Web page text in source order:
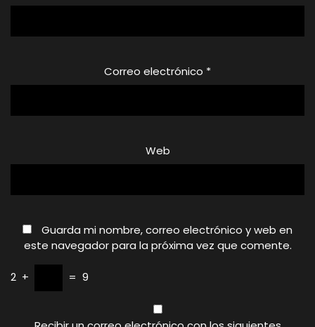
Correo electrónico *
Web
Guarda mi nombre, correo electrónico y web en
este navegador para la próxima vez que comente.
2 + = 9